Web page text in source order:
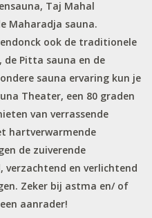
Taj Mahal
Maharadja sauna.
ook de traditionele
de Pitta sauna en de
sauna ervaring kun je
Theater, een 80 graden
van verrassende
hartverwarmende
de zuiverende
verzachtend en verlichtend
Zeker bij astma en/ of
aanrader!